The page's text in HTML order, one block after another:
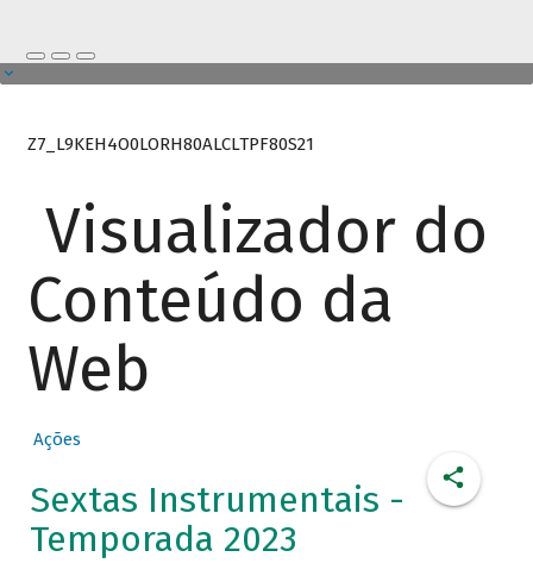
Z7_L9KEH4O0LORH80ALCLTPF80S21
Visualizador do
Conteúdo da
Web
Ações
Sextas Instrumentais -
Temporada 2023